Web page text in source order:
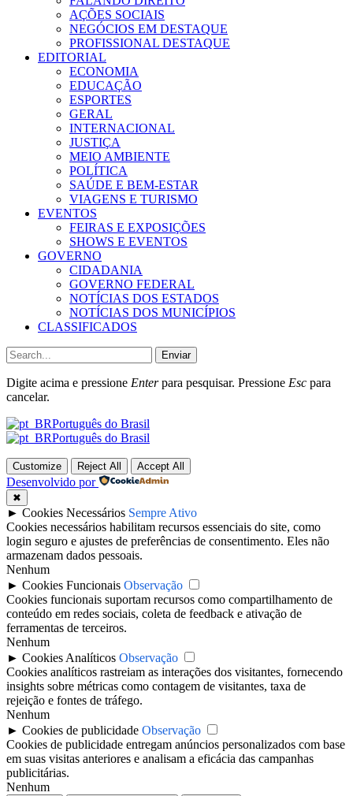
AÇÕES SOCIAIS
NEGÓCIOS EM DESTAQUE
PROFISSIONAL DESTAQUE
EDITORIAL
ECONOMIA
EDUCAÇÃO
ESPORTES
GERAL
INTERNACIONAL
JUSTIÇA
MEIO AMBIENTE
POLÍTICA
SAÚDE E BEM-ESTAR
VIAGENS E TURISMO
EVENTOS
FEIRAS E EXPOSIÇÕES
SHOWS E EVENTOS
GOVERNO
CIDADANIA
GOVERNO FEDERAL
NOTÍCIAS DOS ESTADOS
NOTÍCIAS DOS MUNICÍPIOS
CLASSIFICADOS
Enviar
Digite acima e pressione Enterpara pesquisar. Pressione Esc para
cancelar.
Português do Brasil
Português do Brasil
Customize Reject All Accept All
Desenvolvido por
✖
► Cookies Necessários Sempre Ativo
Cookies necessários habilitam recursos essenciais do site, como
login seguro e ajustes de preferências de consentimento. Eles não
armazenam dados pessoais.
Nenhum
► Cookies Funcionais Observação
Cookies funcionais suportam recursos como compartilhamento de
conteúdo em redes sociais, coleta de feedback e ativação de
ferramentas de terceiros.
Nenhum
► Cookies Analíticos Observação
Cookies analíticos rastreiam as interações dos visitantes, fornecendo
insights sobre métricas como contagem de visitantes, taxa de
rejeição e fontes de tráfego.
Nenhum
► Cookies de publicidade Observação
Cookies de publicidade entregam anúncios personalizados com base
em suas visitas anteriores e analisam a eficácia das campanhas
publicitárias.
Nenhum